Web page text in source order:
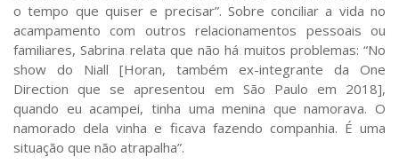
o tempo que quiser e precisar”. Sobre conciliar a vida no
acampamento com outros relacionamentos pessoais ou
familiares, Sabrina relata que não há muitos problemas: “No
show do Niall [Horan, também ex-integrante da One
Direction que se apresentou em São Paulo em 2018],
quando eu acampei, tinha uma menina que namorava. O
namorado dela vinha e ficava fazendo companhia. É uma
situação que não atrapalha”.